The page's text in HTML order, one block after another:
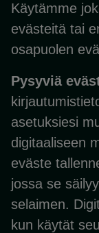
Käytämme
evästeitä tai
osapuolen
Pysyviä
asetuksiesi
digitaaliseen
eväste
jossa se
selaimen.
kun käytät